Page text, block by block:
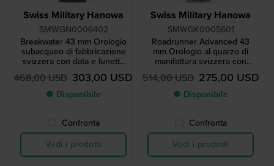
Swiss Military Hanowa
SMWGN0006402
Breakwater 43 mm Orologio
subacqueo di fabbricazione
svizzera con data e lunetta
interna per immersione
468,00 USD 303,00 USD
● Disponibile
Confronta
Vedi i prodotti
Swiss Military Hanowa
SMWGK0005601
Roadrunner Advanced 43
mm Orologio al quarzo di
manifattura svizzera con
quadrante day-date e 24h
514,00 USD 275,00 USD
● Disponibile
Confronta
Vedi i prodotti